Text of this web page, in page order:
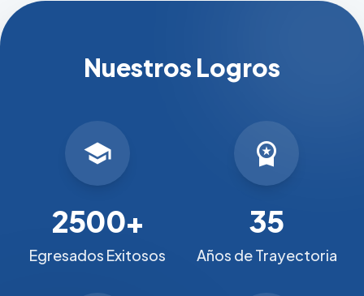
Nuestros Logros
school
2500+
Egresados Exitosos
workspace_premium
35
Años de Trayectoria